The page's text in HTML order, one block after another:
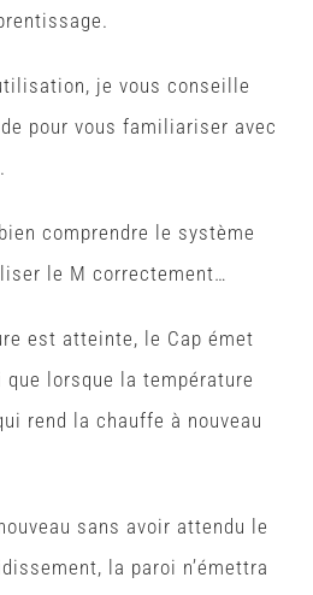
je vous conseille
pour vous familiariser avec
comprendre le système
le M correctement…
est atteinte, le Cap émet
lorsque la température
rend la chauffe à nouveau
sans avoir attendu le
la paroi n’émettra